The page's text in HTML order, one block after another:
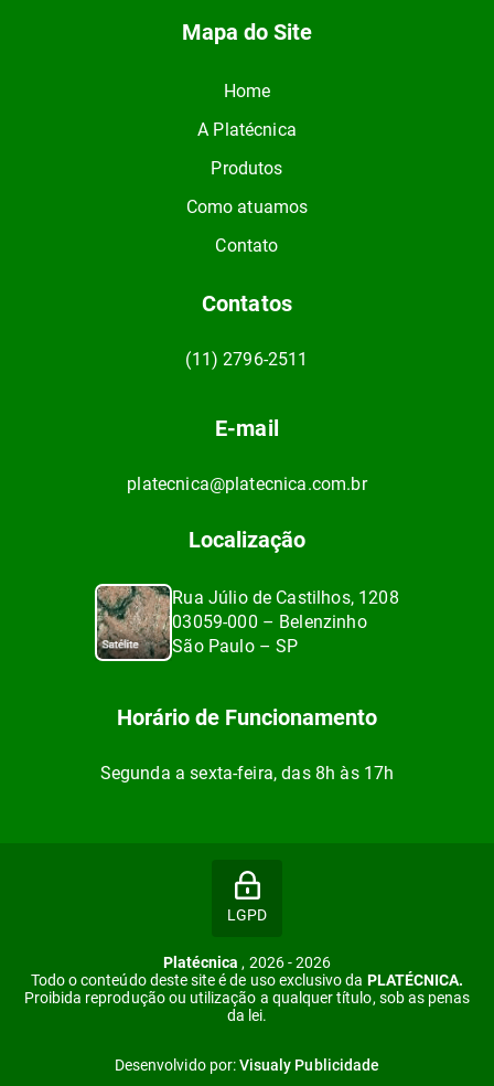
Mapa do Site
Home
A Platécnica
Produtos
Como atuamos
Contato
Contatos
(11) 2796-2511
E-mail
platecnica@platecnica.com.br
Localização
Rua Júlio de Castilhos, 1208
03059-000 – Belenzinho
São Paulo – SP
Horário de Funcionamento
Segunda a sexta-feira, das 8h às 17h
LGPD
Platécnica, 2026 - 2026
Todo o conteúdo deste site é de uso exclusivo da PLATÉCNICA.
Proibida reprodução ou utilização a qualquer título, sob as penas
da lei.
Desenvolvido por:Visualy Publicidade